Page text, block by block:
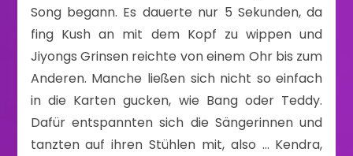
Song begann. Es dauerte nur 5 Sekunden, da
fing Kush an mit dem Kopf zu wippen und
Jiyongs Grinsen reichte von einem Ohr bis zum
Anderen. Manche ließen sich nicht so einfach
in die Karten gucken, wie Bang oder Teddy.
Dafür entspannten sich die Sängerinnen und
tanzten auf ihren Stühlen mit, also … Kendra,